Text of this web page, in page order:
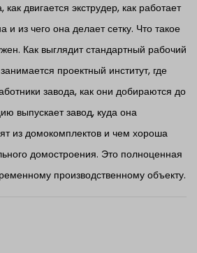
двигается экструдер, как работает
и из чего она делает сетку. Что такое
Как выглядит стандартный рабочий
проектный институт, где
завода, как они добираются до
выпускает завод, куда она
из домокомплектов и чем хороша
домостроения. Это полноценная
производственному объекту.